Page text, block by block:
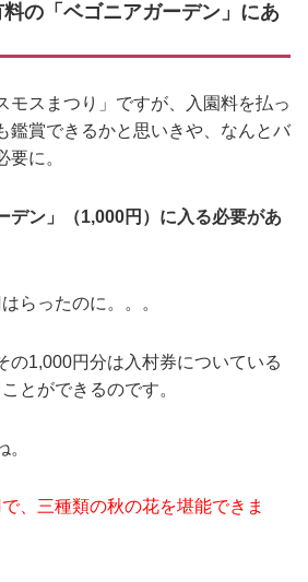
の「ベゴニアガーデン」にあ
モスまつり」ですが、入園料を払っ
鑑賞できるかと思いきや、なんとバ
要に。
デン」（1,000円）に入る必要があ
らったのに。。。
の1,000円分は入村券についている
とができるのです。
、三種類の秋の花を堪能できま